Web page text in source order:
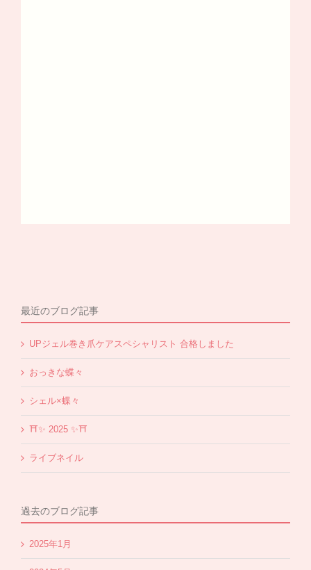
最近のブログ記事
UPジェル巻き爪ケアスペシャリスト 合格しました
おっきな蝶々
シェル×蝶々
⛩✨️ 2025 ✨️⛩
ライブネイル
過去のブログ記事
2025年1月